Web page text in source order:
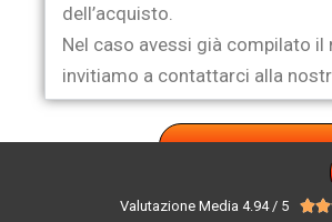
Valutazione Media 4.94 / 5 
dell’acquisto.
Nel caso avessi già compilato il
invitiamo a contattarci alla
ORDINA